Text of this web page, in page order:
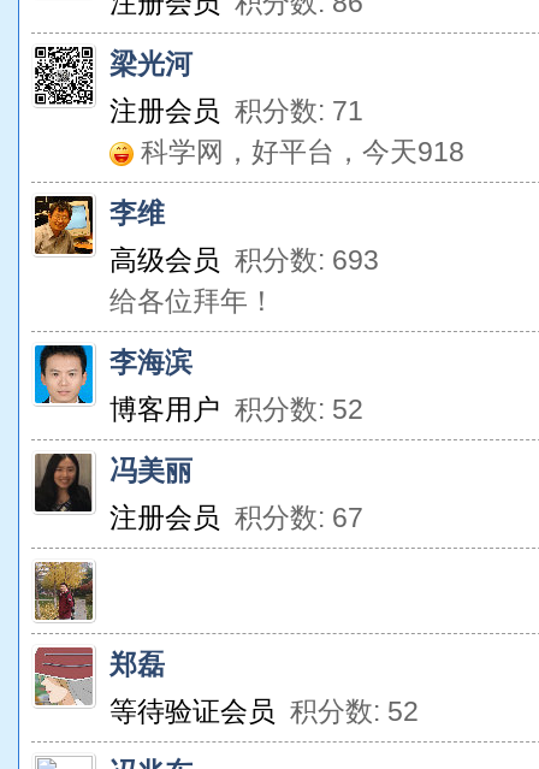
梁光河
注册会员 积分数: 71
科学网，好平台，今天918
李维
高级会员 积分数: 693
给各位拜年！
李海滨
博客用户 积分数: 52
冯美丽
注册会员 积分数: 67
郑磊
等待验证会员 积分数: 52